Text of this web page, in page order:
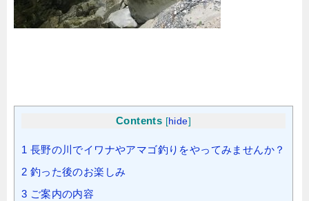
Contents [hide]
1 長野の川でイワナやアマゴ釣りをやってみませんか？
2 釣った後のお楽しみ
3 ご案内の内容